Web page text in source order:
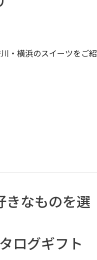
・横浜のスイーツをご紹
きなものを選
ログギフト